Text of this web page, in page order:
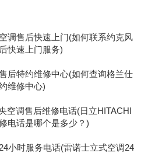
调售后快速上门(如何联系约克风
快速上门服务)
后特约维修中心(如何查询格兰仕
维修中心)
空调售后维修电话(日立HITACHI
电话是哪个是多少？)
小时服务电话(雷诺士立式空调24